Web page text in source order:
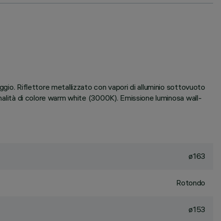
Riflettore metallizzato con vapori di alluminio sottovuoto
di colore warm white (3000K). Emissione luminosa wall-
ø163
Rotondo
ø153